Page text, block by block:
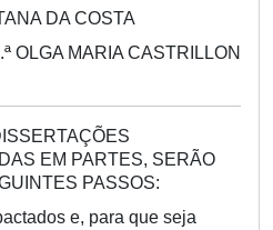
DA COSTA
OLGA MARIA CASTRILLON
EM PARTES, SERÃO
PASSOS:
e, para que seja